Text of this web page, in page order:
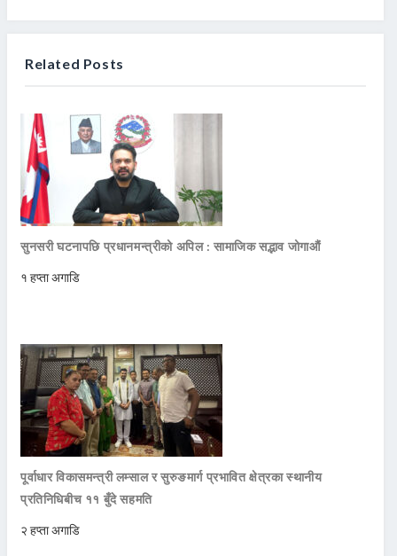
Related Posts
सुनसरी घटनापछि प्रधानमन्त्रीको अपिल : सामाजिक सद्भाव जोगाऔं
१ हप्ता अगाडि
पूर्वाधार विकासमन्त्री लम्साल र सुरुङमार्ग प्रभावित क्षेत्रका स्थानीय
प्रतिनिधिबीच ११ बुँदे सहमति
२ हप्ता अगाडि